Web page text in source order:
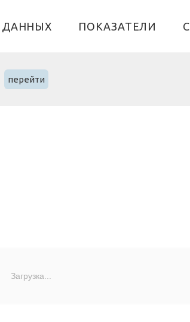
ДАННЫХ ПОКАЗАТЕЛИ
перейти
Загрузка...